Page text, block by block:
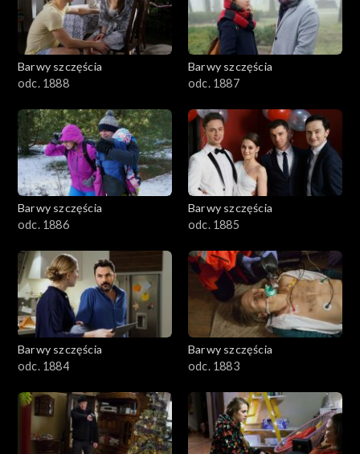
1001–1100
901–1000
801–900
782–800
Barwy szczęścia
odc. 1888
Barwy szczęścia
odc. 1887
Barwy szczęścia
odc. 1886
Barwy szczęścia
odc. 1885
Barwy szczęścia
odc. 1884
Barwy szczęścia
odc. 1883